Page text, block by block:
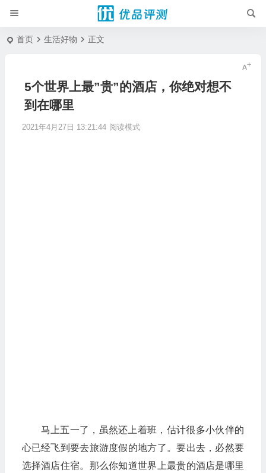
首页 生活好物 正文
5个世界上最”贵”的酒店，你绝对想不
到在哪里
2021年4月27日 13:21:44 阅读模式
马上五一了，虽然还上着班，估计很多小伙伴的
心已经飞到要去旅游度假的地方了。要出去，必然要
选择酒店住宿。那么你知道世界上最贵的酒店是哪里